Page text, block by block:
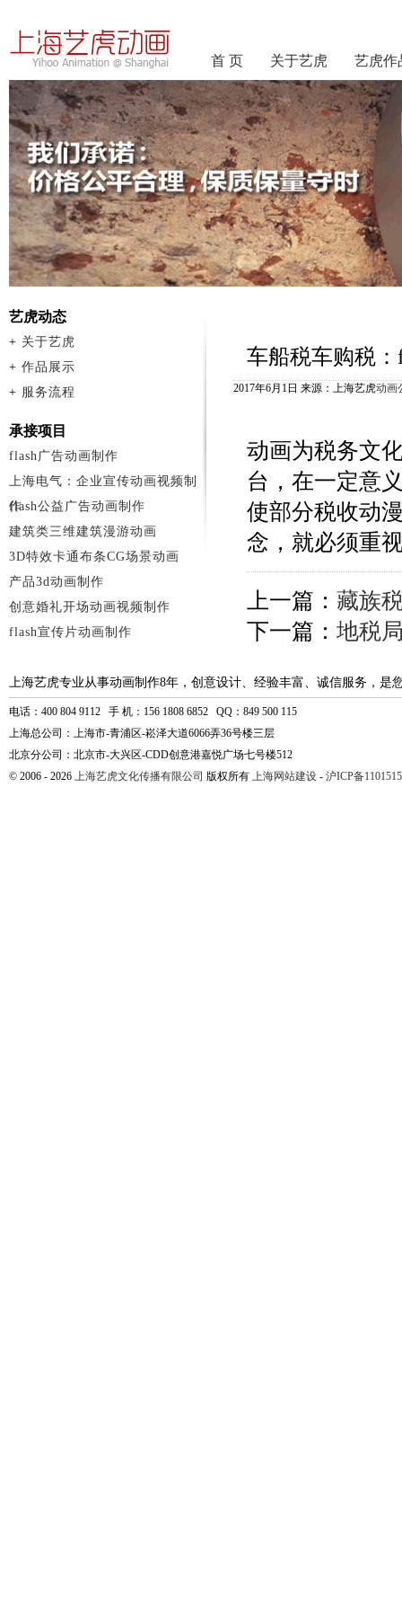
首 页 关于艺虎 艺虎作
车船税车购税
2017年6月1日 来源：上海艺虎动画
动画为税务文
台，在一定意
使部分税收动
念，就必须重
上一篇： 藏族
下一篇： 地税
艺虎动态
+ 关于艺虎
+ 作品展示
+ 服务流程
承接项目
flash广告动画制作
上海电气：企业宣传动画视频制
作
flash公益广告动画制作
建筑类三维建筑漫游动画
3D特效卡通布条CG场景动画
产品3d动画制作
创意婚礼开场动画视频制作
flash宣传片动画制作
上海艺虎专业从事动画制作8年，创意设计、经验丰富、诚信服务，是
电话：400 804 9112 手 机：156 1808 6852 QQ：849 500 115
上海总公司：上海市-青浦区-崧泽大道6066弄36号楼三层
北京分公司：北京市-大兴区-CDD创意港嘉悦广场七号楼512
© 2006 - 2026 上海艺虎文化传播有限公司 版权所有 上海网站建设 - 沪ICP备